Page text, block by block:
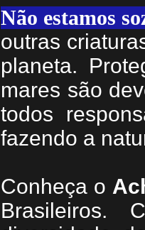
Não estamos
outras
planeta.
mares são
todos
fazendo a
Conheça o A
Brasileiros.